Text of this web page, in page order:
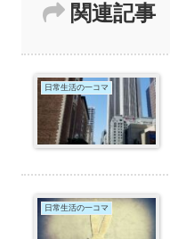
関連記事
日常生活の一コマ
日常生活の一コマ